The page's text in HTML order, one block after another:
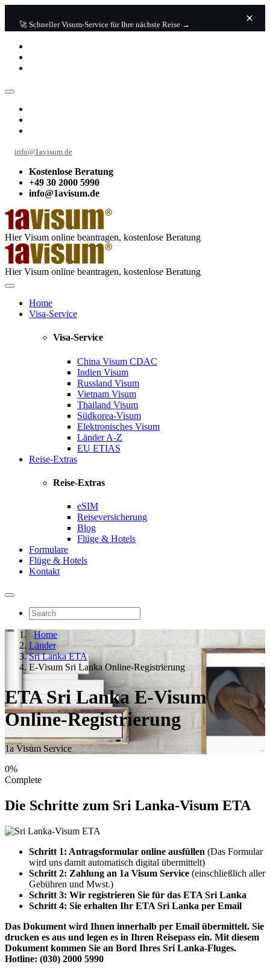
🚀 Schneller Visum-Service für Ihre nächste Reise →
info@1avisum.de
Kostenlose Beratung
+49 30 2000 5990
info@1avisum.de
Hier Visum online beantragen, kostenlose Beratung
Hier Visum online beantragen, kostenlose Beratung
Home
Visa-Service
Visa-Service
China Visum CDAC
Indien Visum
Russland Visum
Vietnam Visum
Thailand Visum
Südkorea-Visum
Elektronisches Visum
Länder A-Z
EU ETIAS
Reise-Extras
Reise-Extras
eSIM
Reiseversicherung
Blog
Flüge & Hotels
Formulare
Flüge & Hotels
Kontakt
Home
Länder
Sri Lanka ETA
E-Visum Sri Lanka Online-Registrierung
ETA Sri Lanka E-Visum
Online-Registrierung
1a Visum Service
0%
Complete
Die Schritte zum Sri Lanka-Visum ETA
Schritt 1: Antragsformular online ausfüllen (Das Formular
wird uns damit automatisch digital übermittelt)
Schritt 2: Zahlung an 1a Visum Service (einschließlich aller
Gebühren und Mwst.)
Schritt 3: Wir registrieren Sie für das ETA Sri Lanka
Schritt 4: Sie erhalten Ihr ETA Sri Lanka per Email
Das Dokument wird Ihnen innerhalb per Email übermittelt. Sie
drucken es aus und legen es in Ihren Reisepass ein. Mit diesem
Dokument kommen Sie an Bord Ihres Sri Lanka-Fluges.
Hotline: (030) 2000 5990